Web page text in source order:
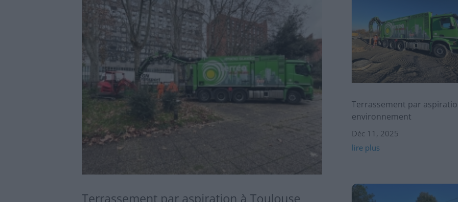
Terrassement par aspiration à Toulouse
Terrassement par
environnement
Déc 11, 2025
lire plus